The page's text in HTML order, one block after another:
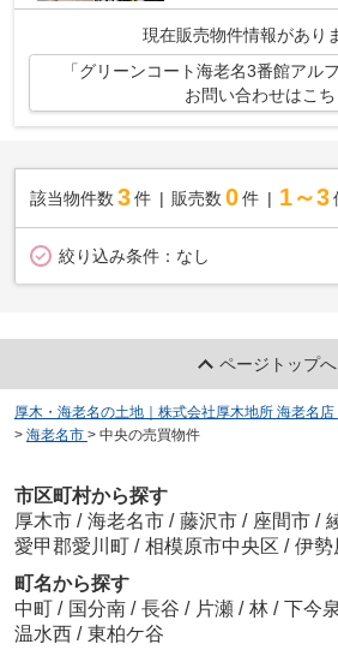
現在販売物件情報があり
「グリーンコート海老名3番館アル
お問い合わせはこち
該当物件数 3件 販売数 0 件 1～3
絞り込み条件： なし
ページトップへ
厚木・海老名の土地｜株式会社厚木地所 海老名店
> 海老名市 > 中央の売買物件
市区町村から探す
厚木市 / 海老名市 / 藤沢市 / 座間市 /
愛甲郡愛川町 / 相模原市中央区 / 伊勢
町名から探す
中町 / 国分南 / 長谷 / 片瀬 / 林 / 下今泉
温水西 / 東柏ケ谷